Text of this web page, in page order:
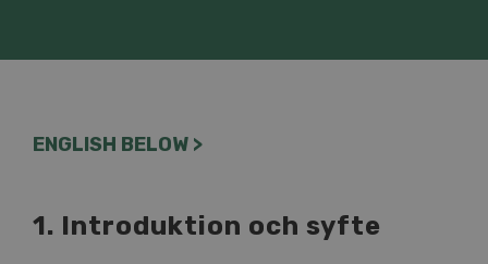
ENGLISH BELOW >
1. Introduktion och syfte